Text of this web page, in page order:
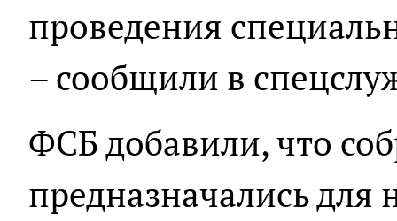
проведения
– сообщили в
ФСБ добавили, что
предназначались для